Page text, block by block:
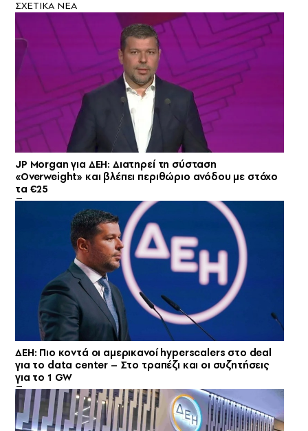
ΣXETIKA NEA
JP Morgan για ΔΕΗ: Διατηρεί τη σύσταση
«Overweight» και βλέπει περιθώριο ανόδου με στόχο
τα €25
ΔΕΗ: Πιο κοντά οι αμερικανοί hyperscalers στο deal
για το data center – Στο τραπέζι και οι συζητήσεις
για το 1 GW